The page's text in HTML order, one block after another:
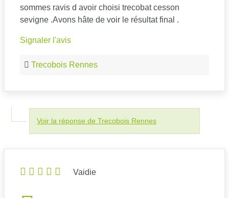
sommes ravis d avoir choisi trecobat cesson
sevigne .Avons hâte de voir le résultat final .
Signaler l'avis
Trecobois Rennes
Voir la réponse de Trecobois Rennes
Vaidie